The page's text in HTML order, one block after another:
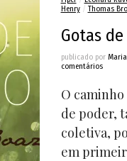
Henry/ Thomas
Gotas
publicado por
comentários
O
de poder,
coletiva,
em